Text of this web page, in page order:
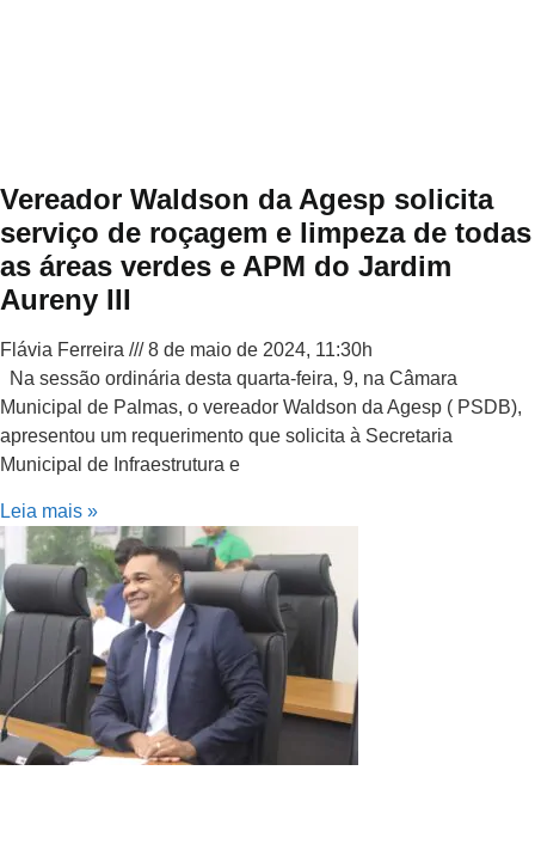
Vereador Waldson da Agesp solicita
serviço de roçagem e limpeza de todas
as áreas verdes e APM do Jardim
Aureny III
Flávia Ferreira
8 de maio de 2024, 11:30h
Na sessão ordinária desta quarta-feira, 9, na Câmara
Municipal de Palmas, o vereador Waldson da Agesp ( PSDB),
apresentou um requerimento que solicita à Secretaria
Municipal de Infraestrutura e
Leia mais »